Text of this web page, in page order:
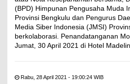
(BPD) Himpunan Pengusaha Muda
Provinsi Bengkulu dan Pengurus
Media Siber Indonesia (JMSI)
berkolaborasi. Penandatanganan
Jumat, 30 April 2021 di Hotel
Rabu, 28 April 2021 - 19:00:24 WIB